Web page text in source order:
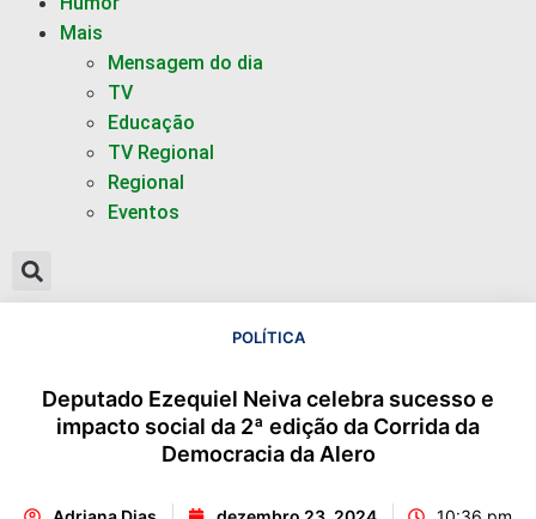
Mais
Mensagem do dia
TV
Educação
TV Regional
Regional
Eventos
POLÍTICA
Deputado Ezequiel Neiva celebra sucesso e
impacto social da 2ª edição da Corrida da
Democracia da Alero